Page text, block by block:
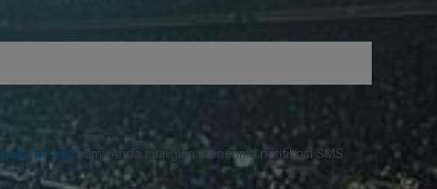
polisi privasikami. Anda mungkin menerima notifikasi SMS